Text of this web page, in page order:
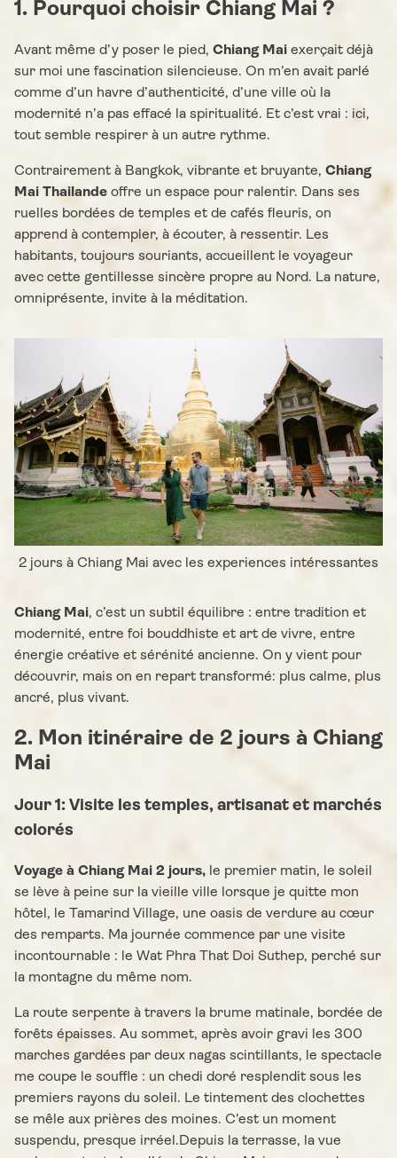
1. Pourquoi choisir Chiang Mai ?
Avant même d’y poser le pied, Chiang Mai exerçait déjà
sur moi une fascination silencieuse. On m’en avait parlé
comme d’un havre d’authenticité, d’une ville où la
modernité n’a pas effacé la spiritualité. Et c’est vrai : ici,
tout semble respirer à un autre rythme.
Contrairement à Bangkok, vibrante et bruyante, Chiang
Mai Thailande offre un espace pour ralentir. Dans ses
ruelles bordées de temples et de cafés fleuris, on
apprend à contempler, à écouter, à ressentir. Les
habitants, toujours souriants, accueillent le voyageur
avec cette gentillesse sincère propre au Nord. La nature,
omniprésente, invite à la méditation.
2 jours à Chiang Mai avec les experiences intéressantes
Chiang Mai, c’est un subtil équilibre : entre tradition et
modernité, entre foi bouddhiste et art de vivre, entre
énergie créative et sérénité ancienne. On y vient pour
découvrir, mais on en repart transformé: plus calme, plus
ancré, plus vivant.
2. Mon itinéraire de 2 jours à Chiang
Mai
Jour 1: Visite les temples, artisanat et marchés
colorés
Voyage à Chiang Mai 2 jours, le premier matin, le soleil
se lève à peine sur la vieille ville lorsque je quitte mon
hôtel, le Tamarind Village, une oasis de verdure au cœur
des remparts. Ma journée commence par une visite
incontournable : le Wat Phra That Doi Suthep, perché sur
la montagne du même nom.
La route serpente à travers la brume matinale, bordée de
forêts épaisses. Au sommet, après avoir gravi les 300
marches gardées par deux nagas scintillants, le spectacle
me coupe le souffle : un chedi doré resplendit sous les
premiers rayons du soleil. Le tintement des clochettes
se mêle aux prières des moines. C’est un moment
suspendu, presque irréel.Depuis la terrasse, la vue